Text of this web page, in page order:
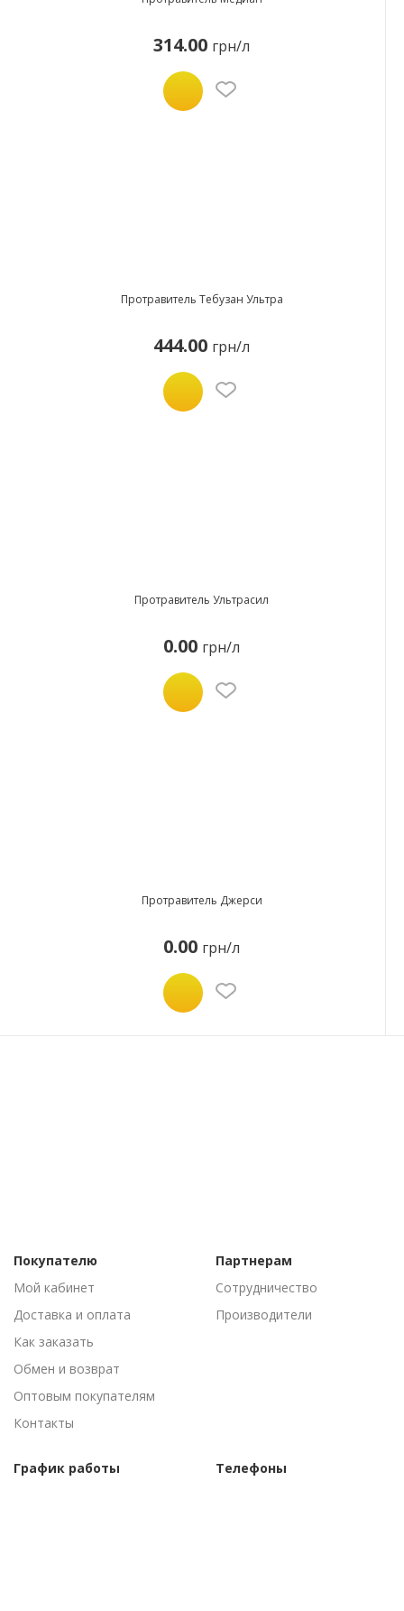
314.00 грн/л
Протравитель Тебузан Ультра
444.00 грн/л
Протравитель Ультрасил
0.00 грн/л
Протравитель Джерси
0.00 грн/л
Покупателю
Мой кабинет
Доставка и оплата
Как заказать
Обмен и возврат
Оптовым покупателям
Контакты
Партнерам
Сотрудничество
Производители
График работы
Телефоны